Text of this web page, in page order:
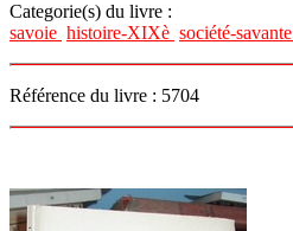
Categorie(s) du livre :
savoie histoire-XIXè société-savante
Référence du livre : 5704